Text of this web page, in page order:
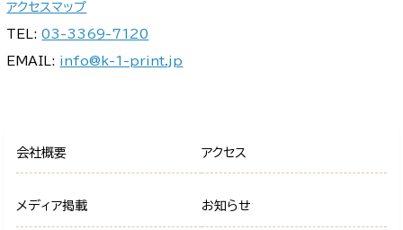
アクセスマップ
TEL:03-3369-7120
EMAIL: info@k-1-print.jp
会社概要 アクセス
メディア掲載 お知らせ